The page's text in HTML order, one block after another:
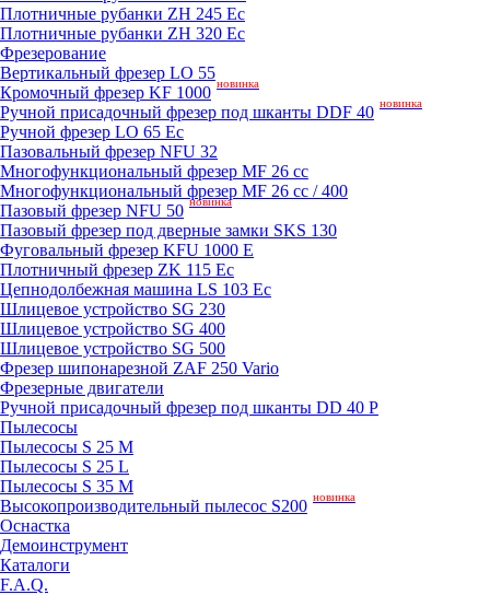
Плотничные рубанки ZH 245 Ec
Плотничные рубанки ZH 320 Ec
Фрезерование
Вертикальный фрезер LO 55
Кромочный фрезер KF 1000 новинка
Ручной присадочный фрезер под шканты DDF 40 новинка
Ручной фрезер LO 65 Ec
Пазовальный фрезер NFU 32
Mногофункциональный фрезер MF 26 cc
Mногофункциональный фрезер MF 26 cc / 400
Пазовый фрезер NFU 50 новинка
Пазовый фрезер под дверные замки SKS 130
Фуговальный фрезер KFU 1000 E
Плотничный фрезер ZK 115 Ec
Цепнодолбежная машина LS 103 Ec
Шлицевое устройство SG 230
Шлицевое устройство SG 400
Шлицевое устройство SG 500
Фрезер шипонарезной ZAF 250 Vario
Фрезерные двигатели
Ручной присадочный фрезер под шканты DD 40 P
Пылесосы
Пылесосы S 25 M
Пылесосы S 25 L
Пылесосы S 35 M
Высокопроизводительный пылесос S200 новинка
Оснастка
Демоинструмент
Каталоги
F.A.Q.